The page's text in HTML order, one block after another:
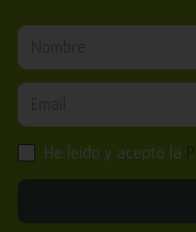
He leído y acepto la